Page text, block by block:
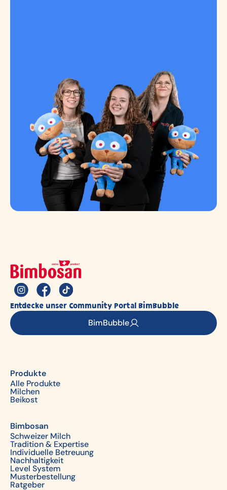
Entdecke unser Community Portal BimBubble
BimBubble
Produkte
Alle Produkte
Milchen
Beikost
Bimbosan
Schweizer Milch
Tradition & Expertise
Individuelle Betreuung
Nachhaltigkeit
Level System
Musterbestellung
Ratgeber